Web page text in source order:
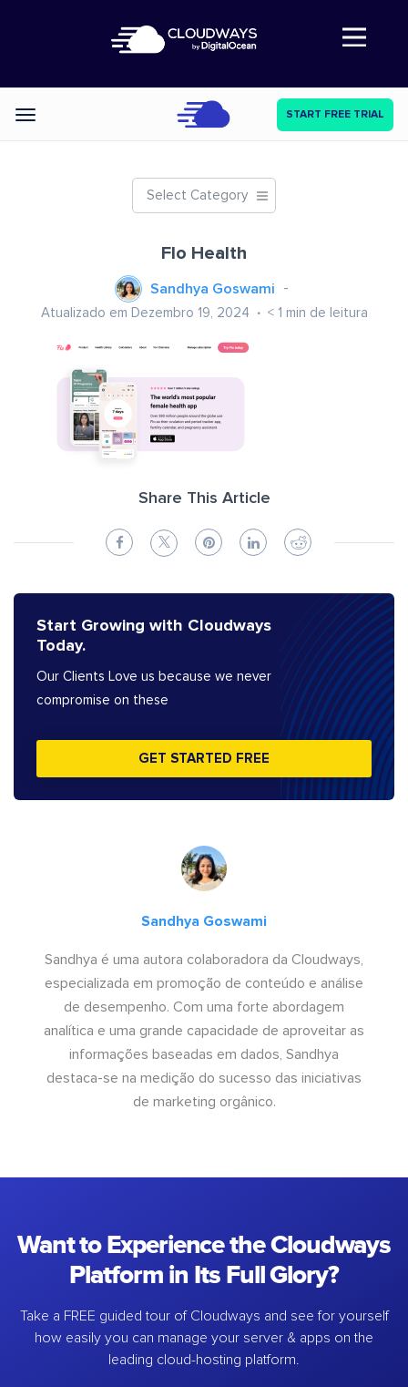
Abre a navegação
Categories START FREE TRIAL
Select Category
Flo Health
Sandhya Goswami
Atualizado em Dezembro 19, 2024 < 1 min de leitura
Share This Article
Start Growing with Cloudways
Today.
Our Clients Love us because we never
compromise on these
GET STARTED FREE
Sandhya Goswami
Sandhya é uma autora colaboradora da Cloudways,
especializada em promoção de conteúdo e análise
de desempenho. Com uma forte abordagem
analítica e uma grande capacidade de aproveitar as
informações baseadas em dados, Sandhya
destaca-se na medição do sucesso das iniciativas
de marketing orgânico.
Want to Experience the Cloudways
Platform in Its Full Glory?
Take a FREE guided tour of Cloudways and see for yourself
how easily you can manage your server & apps on the
leading cloud-hosting platform.